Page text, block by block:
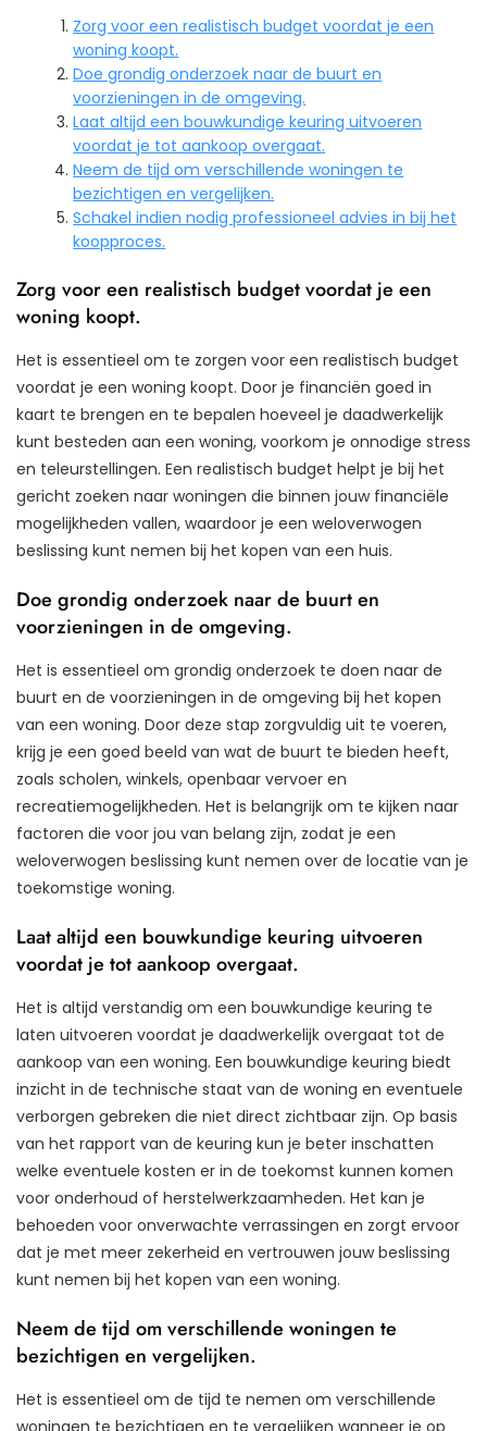
Zorg voor een realistisch budget voordat je een
woning koopt.
Doe grondig onderzoek naar de buurt en
voorzieningen in de omgeving.
Laat altijd een bouwkundige keuring uitvoeren
voordat je tot aankoop overgaat.
Neem de tijd om verschillende woningen te
bezichtigen en vergelijken.
Schakel indien nodig professioneel advies in bij het
koopproces.
Zorg voor een realistisch budget voordat je een
woning koopt.
Het is essentieel om te zorgen voor een realistisch budget
voordat je een woning koopt. Door je financiën goed in
kaart te brengen en te bepalen hoeveel je daadwerkelijk
kunt besteden aan een woning, voorkom je onnodige stress
en teleurstellingen. Een realistisch budget helpt je bij het
gericht zoeken naar woningen die binnen jouw financiële
mogelijkheden vallen, waardoor je een weloverwogen
beslissing kunt nemen bij het kopen van een huis.
Doe grondig onderzoek naar de buurt en
voorzieningen in de omgeving.
Het is essentieel om grondig onderzoek te doen naar de
buurt en de voorzieningen in de omgeving bij het kopen
van een woning. Door deze stap zorgvuldig uit te voeren,
krijg je een goed beeld van wat de buurt te bieden heeft,
zoals scholen, winkels, openbaar vervoer en
recreatiemogelijkheden. Het is belangrijk om te kijken naar
factoren die voor jou van belang zijn, zodat je een
weloverwogen beslissing kunt nemen over de locatie van je
toekomstige woning.
Laat altijd een bouwkundige keuring uitvoeren
voordat je tot aankoop overgaat.
Het is altijd verstandig om een bouwkundige keuring te
laten uitvoeren voordat je daadwerkelijk overgaat tot de
aankoop van een woning. Een bouwkundige keuring biedt
inzicht in de technische staat van de woning en eventuele
verborgen gebreken die niet direct zichtbaar zijn. Op basis
van het rapport van de keuring kun je beter inschatten
welke eventuele kosten er in de toekomst kunnen komen
voor onderhoud of herstelwerkzaamheden. Het kan je
behoeden voor onverwachte verrassingen en zorgt ervoor
dat je met meer zekerheid en vertrouwen jouw beslissing
kunt nemen bij het kopen van een woning.
Neem de tijd om verschillende woningen te
bezichtigen en vergelijken.
Het is essentieel om de tijd te nemen om verschillende
woningen te bezichtigen en te vergelijken wanneer je op